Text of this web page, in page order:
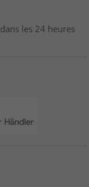
les 24 heures